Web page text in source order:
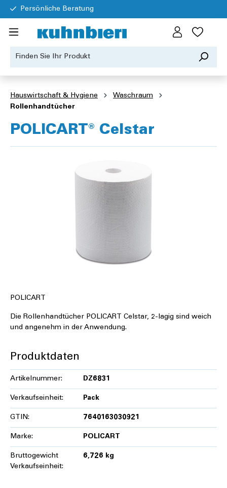
Persönliche Beratung
Hauswirtschaft & Hygiene
Waschraum
Rollenhandtücher
POLICART® Celstar
POLICART
Die Rollenhandtücher POLICART Celstar, 2-lagig sind weich
und angenehm in der Anwendung.
Produktdaten
Artikelnummer: DZ6831
Verkaufseinheit: Pack
GTIN: 7640163030921
Marke: POLICART
Bruttogewicht
Verkaufseinheit:
6,726 kg